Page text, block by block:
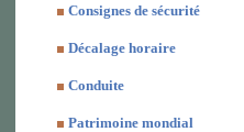
Consignes de sécurité
Décalage horaire
Conduite
Patrimoine mondial